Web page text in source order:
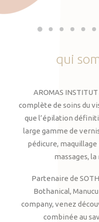
qui
AROMAS
complète de soins du
que l’épilation
large gamme de
pédicure,
massages,
Partenaire de
Bothanical,
company, venez
combinée au